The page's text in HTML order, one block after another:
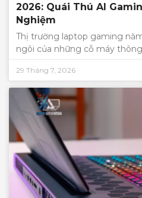
2026: Quái Thú AI
Nghiệm
Thị trường laptop gaming
ngôi của những cỗ máy
29 Tháng 7, 2026